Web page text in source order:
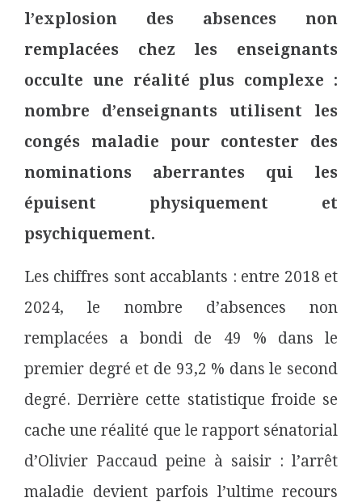
l’explosion des absences non
remplacées chez les enseignants
occulte une réalité plus complexe :
nombre d’enseignants utilisent les
congés maladie pour contester des
nominations aberrantes qui les
épuisent physiquement et
psychiquement.
Les chiffres sont accablants : entre 2018 et
2024, le nombre d’absences non
remplacées a bondi de 49 % dans le
premier degré et de 93,2 % dans le second
degré. Derrière cette statistique froide se
cache une réalité que le rapport sénatorial
d’Olivier Paccaud peine à saisir : l’arrêt
maladie devient parfois l’ultime recours